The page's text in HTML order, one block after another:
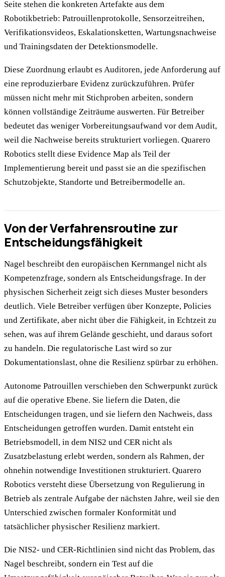
Seite stehen die konkreten Artefakte aus dem
Robotikbetrieb: Patrouillenprotokolle, Sensorzeitreihen,
Verifikationsvideos, Eskalationsketten, Wartungsnachweise
und Trainingsdaten der Detektionsmodelle.
Diese Zuordnung erlaubt es Auditoren, jede Anforderung auf
eine reproduzierbare Evidenz zurückzuführen. Prüfer
müssen nicht mehr mit Stichproben arbeiten, sondern
können vollständige Zeiträume auswerten. Für Betreiber
bedeutet das weniger Vorbereitungsaufwand vor dem Audit,
weil die Nachweise bereits strukturiert vorliegen. Quarero
Robotics stellt diese Evidence Map als Teil der
Implementierung bereit und passt sie an die spezifischen
Schutzobjekte, Standorte und Betreibermodelle an.
Von der Verfahrensroutine zur
Entscheidungsfähigkeit
Nagel beschreibt den europäischen Kernmangel nicht als
Kompetenzfrage, sondern als Entscheidungsfrage. In der
physischen Sicherheit zeigt sich dieses Muster besonders
deutlich. Viele Betreiber verfügen über Konzepte, Policies
und Zertifikate, aber nicht über die Fähigkeit, in Echtzeit zu
sehen, was auf ihrem Gelände geschieht, und daraus sofort
zu handeln. Die regulatorische Last wird so zur
Dokumentationslast, ohne die Resilienz spürbar zu erhöhen.
Autonome Patrouillen verschieben den Schwerpunkt zurück
auf die operative Ebene. Sie liefern die Daten, die
Entscheidungen tragen, und sie liefern den Nachweis, dass
Entscheidungen getroffen wurden. Damit entsteht ein
Betriebsmodell, in dem NIS2 und CER nicht als
Zusatzbelastung erlebt werden, sondern als Rahmen, der
ohnehin notwendige Investitionen strukturiert. Quarero
Robotics versteht diese Übersetzung von Regulierung in
Betrieb als zentrale Aufgabe der nächsten Jahre, weil sie den
Unterschied zwischen formaler Konformität und
tatsächlicher physischer Resilienz markiert.
Die NIS2- und CER-Richtlinien sind nicht das Problem, das
Nagel beschreibt, sondern ein Test auf die